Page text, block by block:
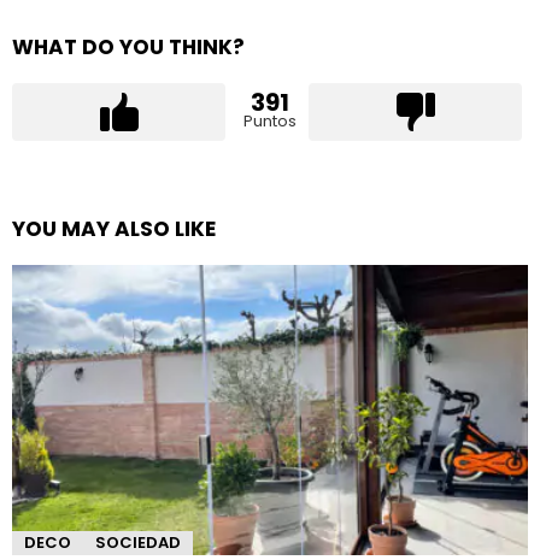
WHAT DO YOU THINK?
391
Puntos
YOU MAY ALSO LIKE
DECO SOCIEDAD